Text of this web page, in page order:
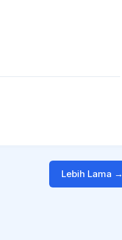
Lebih Lama →